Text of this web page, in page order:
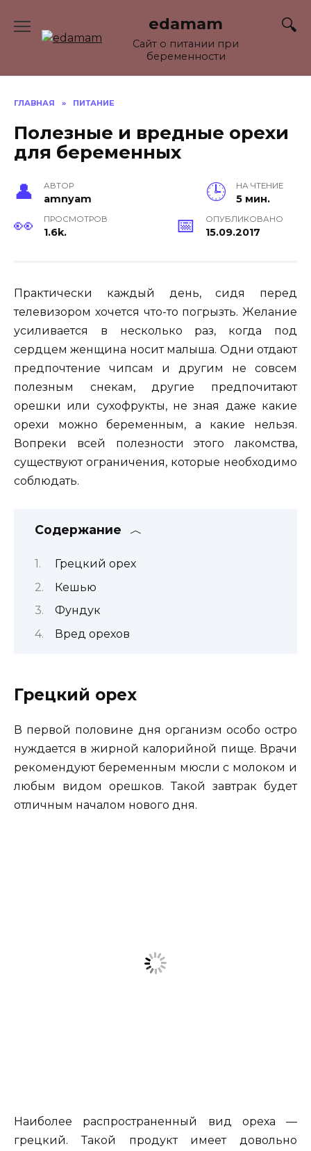
содержанию
edamam
Сайт о питании при
беременности
ГЛАВНАЯ » ПИТАНИЕ
Полезные и вредные орехи
для беременных
АВТОР
amnyam
НА ЧТЕНИЕ
5 мин.
ПРОСМОТРОВ
1.6k.
ОПУБЛИКОВАНО
15.09.2017
Практически каждый день, сидя перед
телевизором хочется что-то погрызть. Желание
усиливается в несколько раз, когда под
сердцем женщина носит малыша. Одни отдают
предпочтение чипсам и другим не совсем
полезным снекам, другие предпочитают
орешки или сухофрукты, не зная даже какие
орехи можно беременным, а какие нельзя.
Вопреки всей полезности этого лакомства,
существуют ограничения, которые необходимо
соблюдать.
Содержание
Грецкий орех
Кешью
Фундук
Вред орехов
Грецкий орех
В первой половине дня организм особо остро
нуждается в жирной калорийной пище. Врачи
рекомендуют беременным мюсли с молоком и
любым видом орешков. Такой завтрак будет
отличным началом нового дня.
Наиболее распространенный вид ореха —
грецкий. Такой продукт имеет довольно